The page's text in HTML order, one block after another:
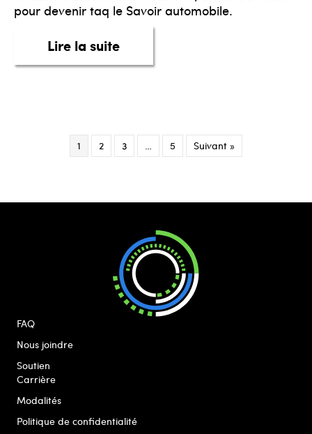
pour devenir taq le Savoir automobile.
Lire la suiteabout Lettre du président
1 2 3 … 5 Suivant »
FAQ
Nous joindre
Soutien
Carrière
Modalités
Politique de confidentialité